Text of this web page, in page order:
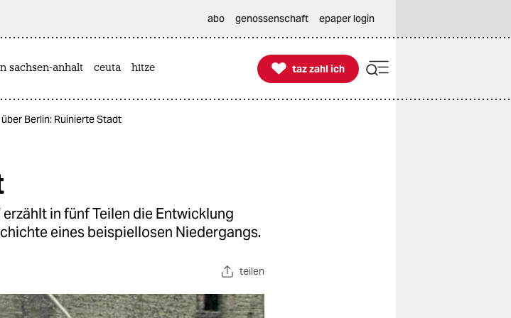
abo genossenschaft epaper login
sachsen-anhalt ceuta hitze 
taz zahl ich
taz zahl ich
Berlin: Ruinierte Stadt
in fünf Teilen die Entwicklung
eines beispiellosen Niedergangs.
teilen